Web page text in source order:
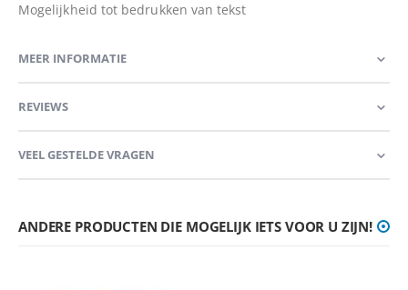
Mogelijkheid tot bedrukken van tekst
MEER INFORMATIE
REVIEWS
VEEL GESTELDE VRAGEN
ANDERE PRODUCTEN DIE MOGELIJK IETS VOOR U ZIJN!